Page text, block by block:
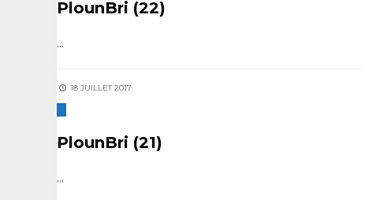
PlounBri (22)
...
18 JUILLET 2017
PlounBri (21)
...